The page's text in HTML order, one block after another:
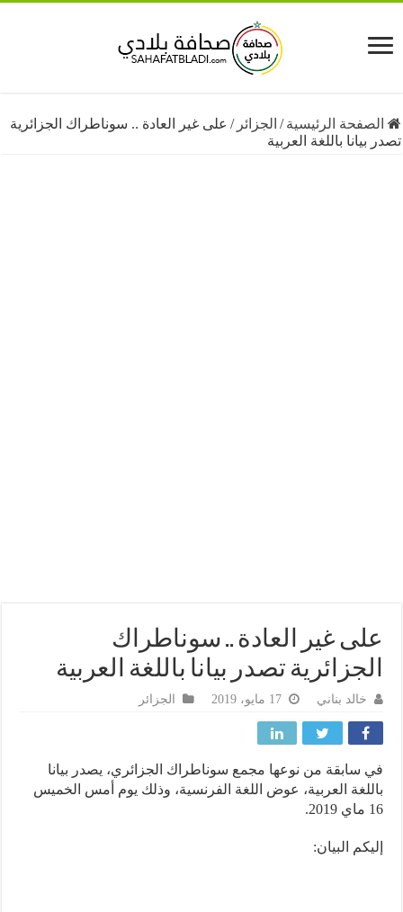
الرئيسية /الجزائر/على غير العادة .. سوناطراك الجزائرية
باللغة العربية
غير العادة .. سوناطراك
تصدر بيانا باللغة العربية
خالد بناني الجزائر
سابقة من نوعها مجمع سوناطراك الجزائري، يصدر بيانا
العربية، عوض اللغة الفرنسية، وذلك يوم أمس الخميس
البيان: